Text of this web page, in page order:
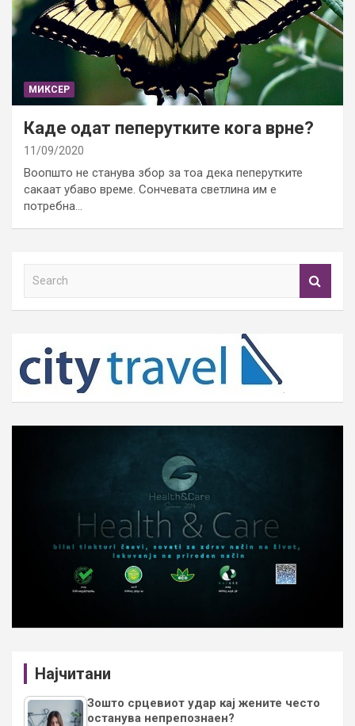
МИКСЕР
Каде одат пеперутките кога врне?
11/09/2020
Воопшто не станува збор за тоа дека пеперутките
сакаат убаво време. Сончевата светлина им е
потребна…
h
Најчитани
Зошто срцевиот удар кај жените често
останува непрепознаен?